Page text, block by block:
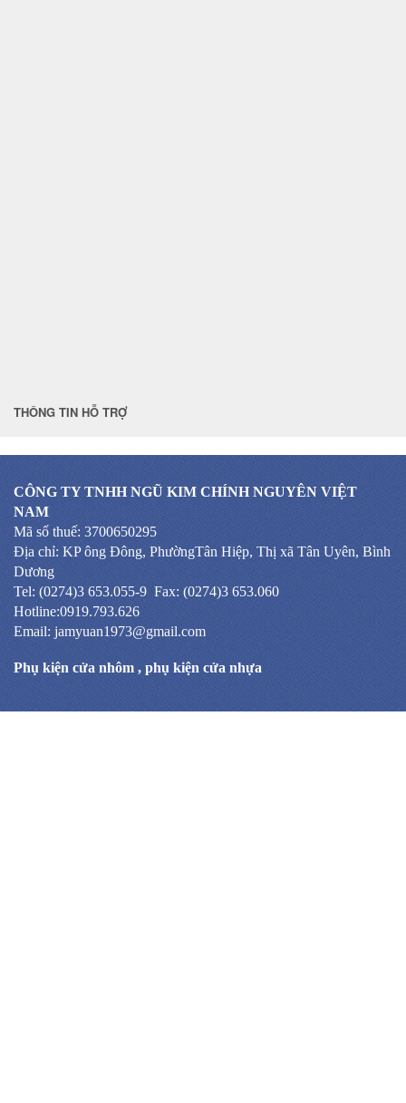
THÔNG TIN HỖ TRỢ
CÔNG TY TNHH NGŨ KIM CHÍNH NGUYÊN VIỆT
NAM
Mã số thuế: 3700650295
Địa chỉ: KP ông Đông, PhườngTân Hiệp, Thị xã Tân Uyên, Bình
Dương
Tel: (0274)3 653.055-9 Fax: (0274)3 653.060
Hotline:0919.793.626
Email: jamyuan1973@gmail.com
Phụ kiện cửa nhôm , phụ kiện cửa nhựa